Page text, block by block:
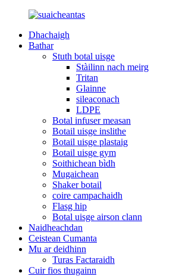
Dhachaigh
Bathar
Stuth botal uisge
Stàilinn nach meirg
Tritan
Glainne
sileaconach
LDPE
Botal infuser measan
Botail uisge inslithe
Botail uisge plastaig
Botail uisge gym
Soithichean bìdh
Mugaichean
Shaker botail
coire campachaidh
Flasg hip
Botal uisge airson clann
Naidheachdan
Ceistean Cumanta
Mu ar deidhinn
Turas Factaraidh
Cuir fios thugainn